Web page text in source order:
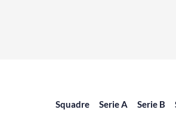
Squadre Serie A Serie B